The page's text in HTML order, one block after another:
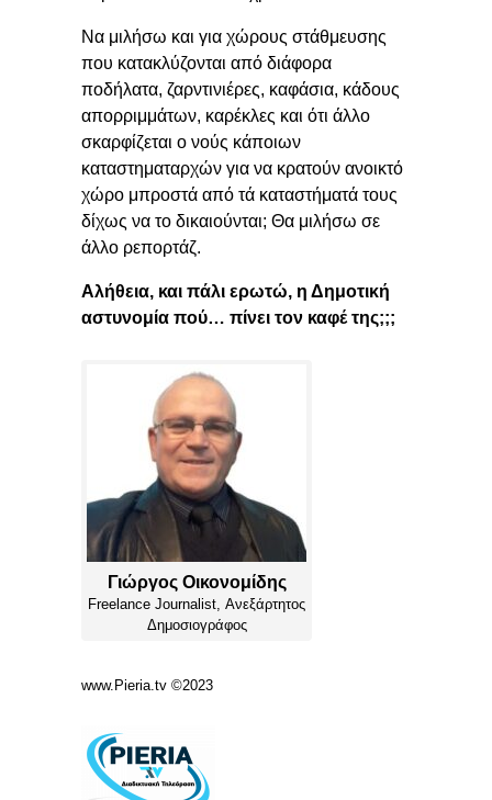
Να μιλήσω και για χώρους στάθμευσης
που κατακλύζονται από διάφορα
ποδήλατα, ζαρντινιέρες, καφάσια, κάδους
απορριμμάτων, καρέκλες και ότι άλλο
σκαρφίζεται ο νούς κάποιων
καταστηματαρχών για να κρατούν ανοικτό
χώρο μπροστά από τά καταστήματά τους
δίχως να το δικαιούνται; Θα μιλήσω σε
άλλο ρεπορτάζ.
Αλήθεια, και πάλι ερωτώ, η Δημοτική
αστυνομία πού… πίνει τον καφέ της;;;
Γιώργος Οικονομίδης
Freelance Journalist, Ανεξάρτητος
Δημοσιογράφος
www.Pieria.tv ©2023